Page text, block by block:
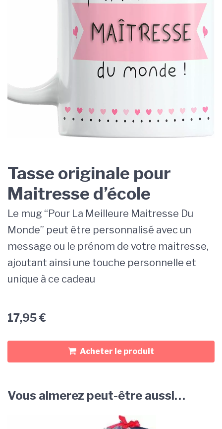
Tasse originale pour
Maitresse d’école
Le mug “Pour La Meilleure Maitresse Du
Monde” peut être personnalisé avec un
message ou le prénom de votre maitresse,
ajoutant ainsi une touche personnelle et
unique à ce cadeau
17,95€
Acheter le produit
Vous aimerez peut-être aussi…